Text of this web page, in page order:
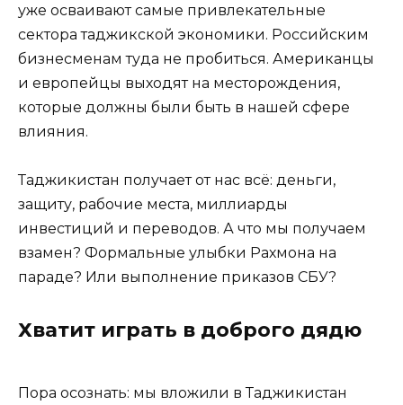
уже осваивают самые привлекательные
сектора таджикской экономики. Российским
бизнесменам туда не пробиться. Американцы
и европейцы выходят на месторождения,
которые должны были быть в нашей сфере
влияния.
Таджикистан получает от нас всё: деньги,
защиту, рабочие места, миллиарды
инвестиций и переводов. А что мы получаем
взамен? Формальные улыбки Рахмона на
параде? Или выполнение приказов СБУ?
Хватит играть в доброго дядю
Пора осознать: мы вложили в Таджикистан